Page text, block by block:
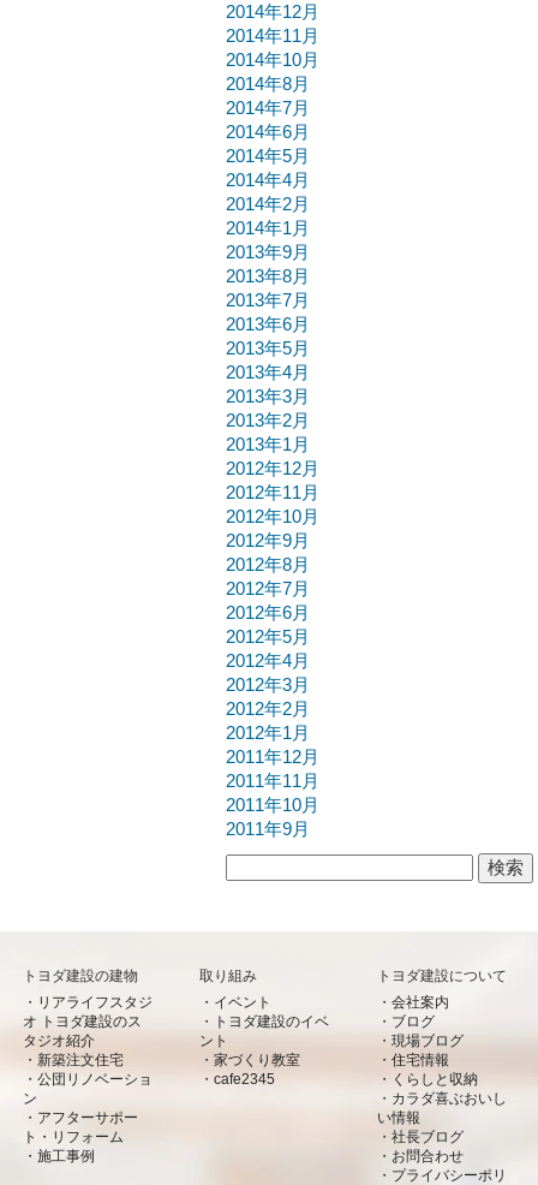
2014年12月
2014年11月
2014年10月
2014年8月
2014年7月
2014年6月
2014年5月
2014年4月
2014年2月
2014年1月
2013年9月
2013年8月
2013年7月
2013年6月
2013年5月
2013年4月
2013年3月
2013年2月
2013年1月
2012年12月
2012年11月
2012年10月
2012年9月
2012年8月
2012年7月
2012年6月
2012年5月
2012年4月
2012年3月
2012年2月
2012年1月
2011年12月
2011年11月
2011年10月
2011年9月
トヨダ建設の建物
リアライフスタジ
オ トヨダ建設のス
タジオ紹介
新築注文住宅
公団リノベーショ
ン
アフターサポー
ト・リフォーム
施工事例
取り組み
イベント
トヨダ建設のイベ
ント
家づくり教室
cafe2345
トヨダ建設について
会社案内
ブログ
現場ブログ
住宅情報
くらしと収納
カラダ喜ぶおいし
い情報
社長ブログ
お問合わせ
プライバシーポリ